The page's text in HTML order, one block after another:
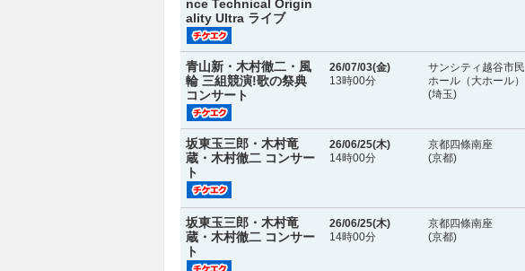
nce Technical Origin
ality Ultra ライブ
青山新・木村徹二・風
輪 三組競演!歌の祭典
コンサート
26/07/03(金)
13時00分
サンシティ越谷市民
ホール（大ホール）
(埼玉)
坂東玉三郎・木村竜
蔵・木村徹二 コンサー
ト
26/06/25(木)
14時00分
京都四條南座
(京都)
坂東玉三郎・木村竜
蔵・木村徹二 コンサー
ト
26/06/25(木)
14時00分
京都四條南座
(京都)